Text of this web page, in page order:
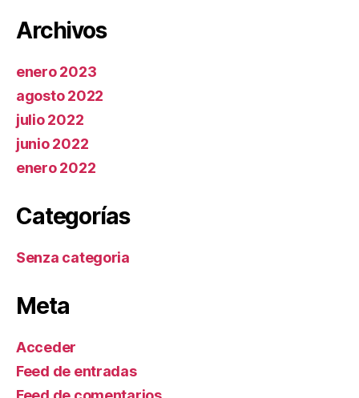
Archivos
enero 2023
agosto 2022
julio 2022
junio 2022
enero 2022
Categorías
Senza categoria
Meta
Acceder
Feed de entradas